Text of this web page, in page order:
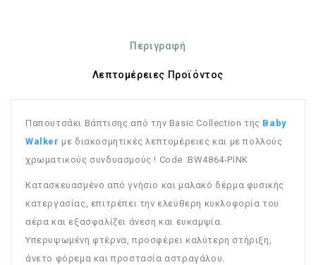
Περιγραφή
Λεπτομέρειες Προϊόντος
Παπουτσάκι Βάπτισης από την Basic Collection της Baby
Walker με διακοσμητικές λεπτομέρειες και με πολλούς
χρωματικούς συνδυασμούς ! Code :BW4864-PINK
Κατασκευασμένο από γνήσιο και μαλακό δέρμα φυσικής
κατεργασίας, επιτρέπει την ελεύθερη κυκλοφορία του
αέρα και εξασφαλίζει άνεση και ευκαμψία.
Υπερυψωμένη φτέρνα, προσφέρει καλύτερη στήριξη,
άνετο φόρεμα και προστασία αστραγάλου.